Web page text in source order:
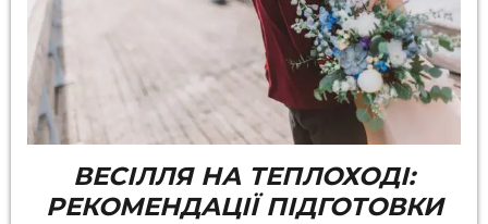
ВЕСІЛЛЯ НА ТЕПЛОХОДІ:
РЕКОМЕНДАЦІЇ ПІДГОТОВКИ